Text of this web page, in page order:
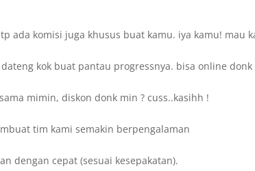
ada komisi juga khusus buat kamu. iya kamu! mau
kok buat pantau progressnya. bisa online donk
mimin, diskon donk min ? cuss..kasihh !
tim kami semakin berpengalaman
dengan cepat (sesuai kesepakatan).